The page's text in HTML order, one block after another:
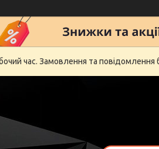
час. Замовлення та